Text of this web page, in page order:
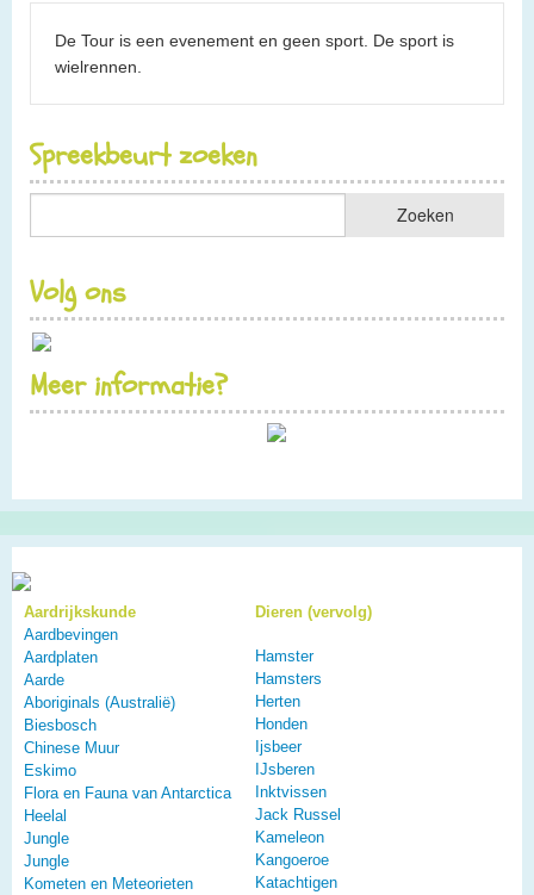
De Tour is een evenement en geen sport. De sport is
wielrennen.
Spreekbeurt zoeken
Volg ons
Meer informatie?
Aardrijkskunde
Aardbevingen
Aardplaten
Aarde
Aboriginals (Australië)
Biesbosch
Chinese Muur
Eskimo
Flora en Fauna van Antarctica
Heelal
Jungle
Jungle
Kometen en Meteorieten
Dieren (vervolg)
Hamster
Hamsters
Herten
Honden
Ijsbeer
IJsberen
Inktvissen
Jack Russel
Kameleon
Kangoeroe
Katachtigen